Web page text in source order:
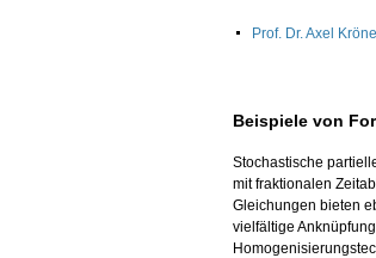
Prof. Dr. Axel
Beispiele von
Stochastische
mit fraktionalen
Gleichungen bieten
vielfältige